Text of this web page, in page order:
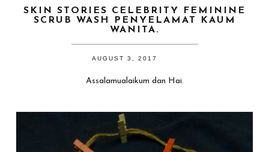
SKIN STORIES CELEBRITY FEMININE
SCRUB WASH PENYELAMAT KAUM
WANITA.
AUGUST 3, 2017
Assalamualaikum dan Hai.